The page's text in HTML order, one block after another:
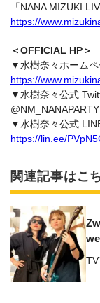
「NANA MIZUKI
https://
＜OFFICIAL HP＞
▼水樹奈々ホームペ
https://
▼水樹奈々公式
@NM_NANAPARTY
▼水樹奈々公式
https://lin.ee/
関連記事はこ